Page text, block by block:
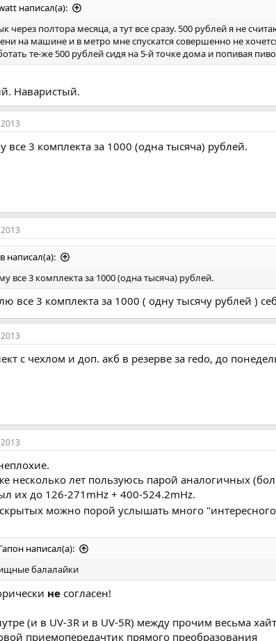
написал(а):
через полтора месяца, а тут все сразу. 500 рублей я не
на машине и в метро мне спускатся совершенно не
те-же 500 рублей сидя на 5-й точке дома и попивая
Наваристый.
все 3 комплекта за 1000 (одна тысяча) рублей.
написал(а):
все 3 комплекта за 1000 (одна тысяча) рублей.
все 3 комплекта за 1000 ( одну тысячу рублей )
с чехлом и доп. акб в резерве за redo, до
несколько лет пользуюсь парой аналогичных
их до 126-271mHz + 400-524.2mHz.
можно порой услышать много
написал(а):
балалайки
не согласен!
(и в UV-3R и в UV-5R) между прочим весьма
приемопередачтик прямого преобразования